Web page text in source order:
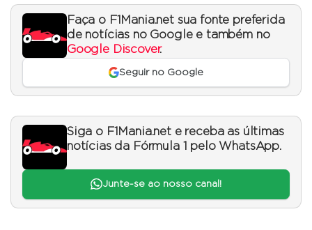
Faça o F1Mania.net sua fonte preferida
de notícias no Google e também no
Google Discover.
Seguir no Google
Siga o F1Mania.net e receba as últimas
notícias da Fórmula 1 pelo WhatsApp.
Junte-se ao nosso canal!